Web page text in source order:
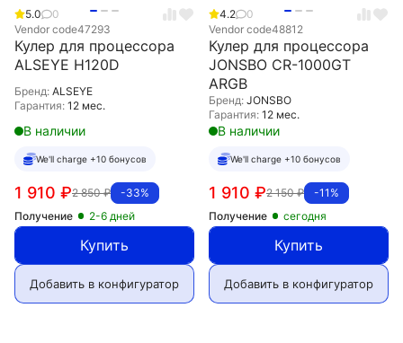
5.0
0
Vendor code47293
Кулер для процессора
ALSEYE H120D
Бренд: ALSEYE
Гарантия: 12 мес.
В наличии
We'll charge +10 бонусов
-33%
2 850₽
1 910 ₽
Получение 2-6 дней
Купить
Добавить в конфигуратор
4.2
0
Vendor code48812
Кулер для процессора
JONSBO CR-1000GT
ARGB
Бренд: JONSBO
Гарантия: 12 мес.
В наличии
We'll charge +10 бонусов
-11%
2 150₽
1 910 ₽
Получение сегодня
Купить
Добавить в конфигуратор